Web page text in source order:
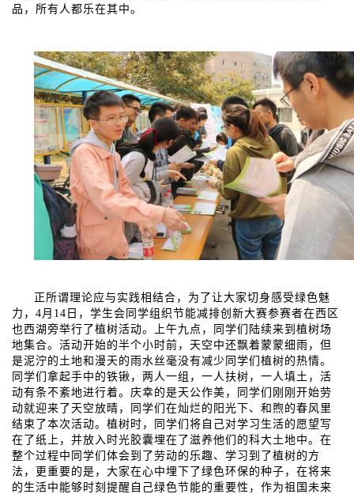
品，所有人都乐在其中。
正所谓理论应与实践相结合，为了让大家切身感受绿色魅
力， 4 月 14 日，学生会同学组织节能减排创新大赛参赛者在西区
也西湖旁举行了植树活动。上午九点，同学们陆续来到植树场
地集合。活动开始的半个小时前，天空中还飘着蒙蒙细雨，但
是泥泞的土地和漫天的雨水丝毫没有减少同学们植树的热情。
同学们拿起手中的铁锹，两人一组，一人扶树，一人填土，活
动有条不紊地进行着。庆幸的是天公作美，同学们刚刚开始劳
动就迎来了天空放晴，同学们在灿烂的阳光下、和煦的春风里
结束了本次活动。植树时，同学们将自己对学习生活的愿望写
在了纸上，并放入时光胶囊埋在了滋养他们的科大土地中。在
整个过程中同学们体会到了劳动的乐趣、学习到了植树的方
法，更重要的是，大家在心中埋下了绿色环保的种子，在将来
的生活中能够时刻提醒自己绿色节能的重要性，作为祖国未来